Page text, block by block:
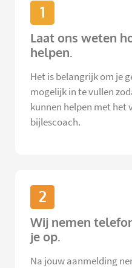
1
Laat ons weten
helpen.
Het is belangrijk om je
mogelijk in te vullen
kunnen helpen met het
bijlescoach.
2
Wij nemen
je op.
Na jouw aanmelding